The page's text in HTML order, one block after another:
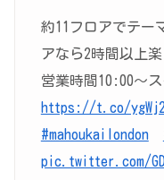
約11フロアでテー
アなら2時間以上
営業時間10:00～
https://t.co/
#mahoukailondon
pic.twitter.com/